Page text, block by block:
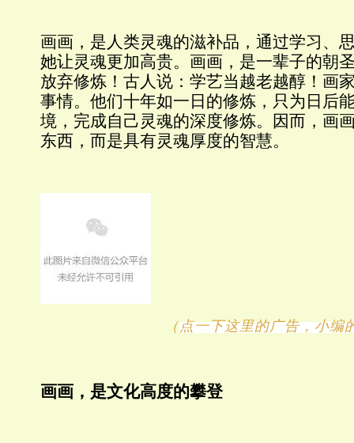
画画，是人类灵魂的滋补品，通过学习、
她让灵魂更加高贵。画画，是一辈子的朝
放弃修炼！古人说：学艺当越老越醇！画
事情。他们十年如一日的修炼，只为日后
境，完成自己灵魂的深度修炼。因而，画
东西，而是具有灵魂厚度的智慧。
（点一下这里的广告，小编
画画，是文化高度的攀登